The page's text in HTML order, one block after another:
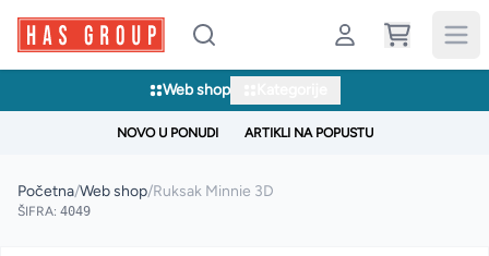
Web shop
NOVO U PONUDI ARTIKLI NA POPUSTU
Početna/Web shop/Ruksak Minnie 3D
ŠIFRA: 4049